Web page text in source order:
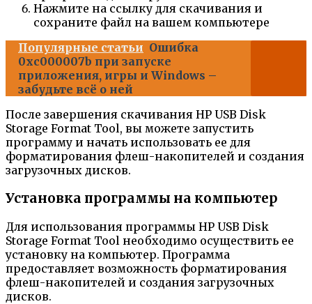
Нажмите на ссылку для скачивания и
сохраните файл на вашем компьютере
Популярные статьи Ошибка
0xc000007b при запуске
приложения, игры и Windows –
забудьте всё о ней
После завершения скачивания HP USB Disk
Storage Format Tool, вы можете запустить
программу и начать использовать ее для
форматирования флеш-накопителей и создания
загрузочных дисков.
Установка программы на компьютер
Для использования программы HP USB Disk
Storage Format Tool необходимо осуществить ее
установку на компьютер. Программа
предоставляет возможность форматирования
флеш-накопителей и создания загрузочных
дисков.